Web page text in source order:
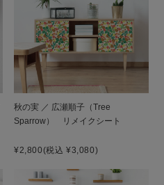
秋の実 ／ 広瀬順子（Tree
Sparrow） リメイクシート
¥2,800(税込 ¥3,080)